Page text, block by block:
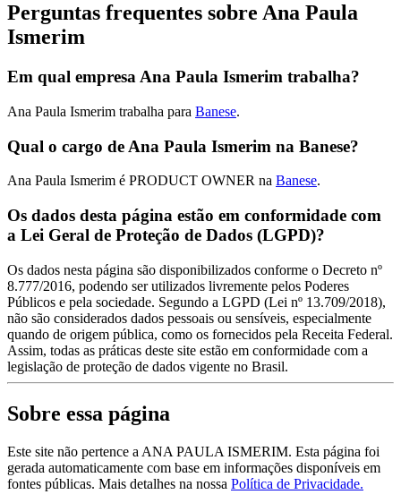
Perguntas frequentes sobre Ana Paula
Ismerim
Em qual empresa Ana Paula Ismerim trabalha?
Ana Paula Ismerim trabalha para Banese.
Qual o cargo de Ana Paula Ismerim na Banese?
Ana Paula Ismerim é PRODUCT OWNER na Banese.
Os dados desta página estão em conformidade com
a Lei Geral de Proteção de Dados (LGPD)?
Os dados nesta página são disponibilizados conforme o Decreto nº
8.777/2016, podendo ser utilizados livremente pelos Poderes
Públicos e pela sociedade. Segundo a LGPD (Lei nº 13.709/2018),
não são considerados dados pessoais ou sensíveis, especialmente
quando de origem pública, como os fornecidos pela Receita Federal.
Assim, todas as práticas deste site estão em conformidade com a
legislação de proteção de dados vigente no Brasil.
Sobre essa página
Este site não pertence a ANA PAULA ISMERIM. Esta página foi
gerada automaticamente com base em informações disponíveis em
fontes públicas. Mais detalhes na nossa Política de Privacidade.